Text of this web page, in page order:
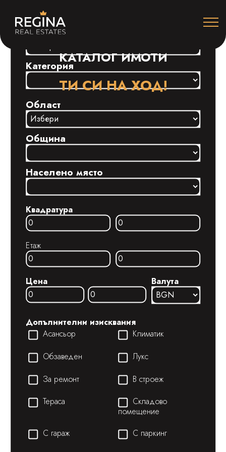
КАТАЛОГ ИМОТИ
ТИ СИ НА ХОД!
Строителство
Категория
Област
Община
Населено място
Квадратура
Етаж
Цена Валута
Допълнителни изисквания
Асансьор
Климатик
Обзаведен
Лукс
За ремонт
В строеж
Тераса
Складово
помещение
С гараж
С паркинг